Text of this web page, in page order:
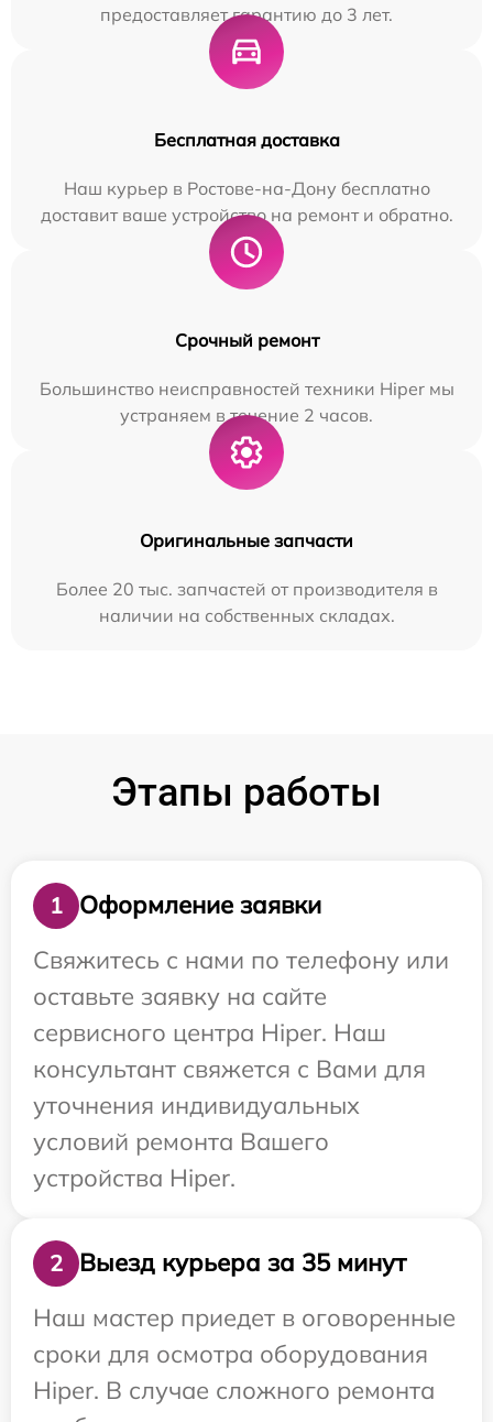
предоставляет гарантию до 3 лет.
Бесплатная доставка
Наш курьер в Ростове-на-Дону бесплатно
доставит ваше устройство на ремонт и обратно.
Срочный ремонт
Большинство неисправностей техники Hiper мы
устраняем в течение 2 часов.
Оригинальные запчасти
Более 20 тыс. запчастей от производителя в
наличии на собственных складах.
Этапы работы
1
Оформление заявки
Свяжитесь с нами по телефону или
оставьте заявку на сайте
сервисного центра Hiper. Наш
консультант свяжется с Вами для
уточнения индивидуальных
условий ремонта Вашего
устройства Hiper.
2
Выезд курьера за 35 минут
Наш мастер приедет в оговоренные
сроки для осмотра оборудования
Hiper. В случае сложного ремонта